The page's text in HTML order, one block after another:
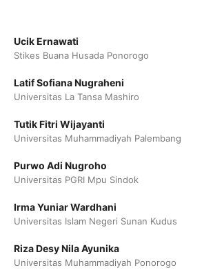
Ucik Ernawati
Stikes Buana Husada Ponorogo
Latif Sofiana Nugraheni
Universitas La Tansa Mashiro
Tutik Fitri Wijayanti
Universitas Muhammadiyah Palembang
Purwo Adi Nugroho
Universitas PGRI Mpu Sindok
Irma Yuniar Wardhani
Universitas Islam Negeri Sunan Kudus
Riza Desy Nila Ayunika
Universitas Muhammadiyah Ponorogo